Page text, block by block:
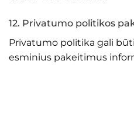
12. Privatumo politikos
Privatumo politika gali
esminius pakeitimus